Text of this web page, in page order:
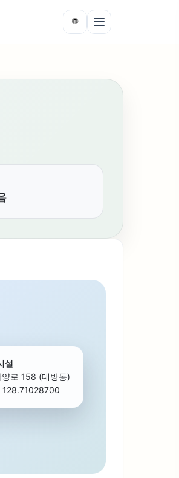
🌐
설
로 158 (대방동)